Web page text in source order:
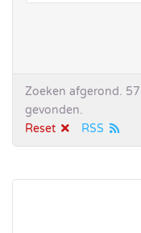
Zoeken afgerond.
gevonden.
Reset
RSS